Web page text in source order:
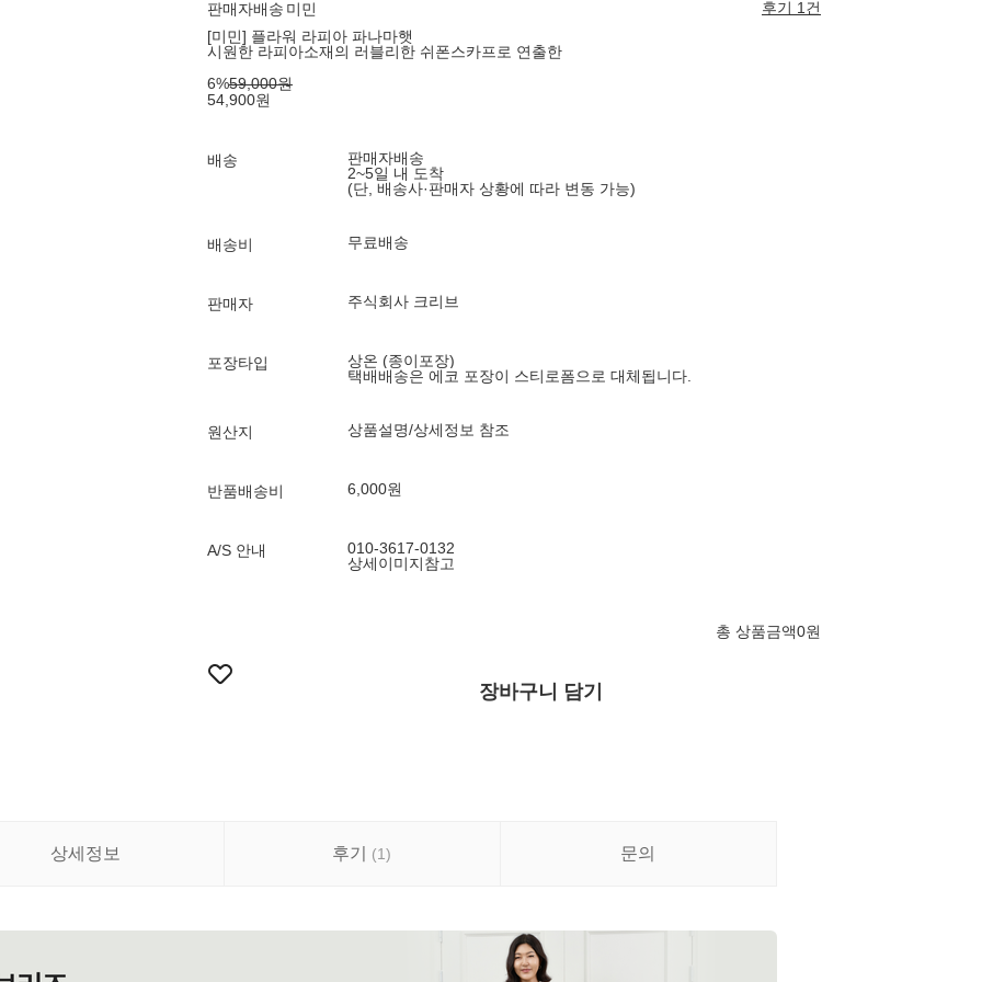
판매자배송 미민
후기 1건
[미민] 플라워 라피아 파나마햇
시원한 라피아소재의 러블리한 쉬폰스카프로 연출한
6%59,000원
54,900원
배송
판매자배송
2~5일 내 도착
(단, 배송사·판매자 상황에 따라 변동 가능)
배송비 무료배송
판매자 주식회사 크리브
포장타입
상온 (종이포장)
택배배송은 에코 포장이 스티로폼으로 대체됩니다.
원산지 상품설명/상세정보 참조
반품배송비 6,000원
A/S 안내
010-3617-0132
상세이미지참고
총 상품금액0원
장바구니 담기
상세정보 후기 (1) 문의